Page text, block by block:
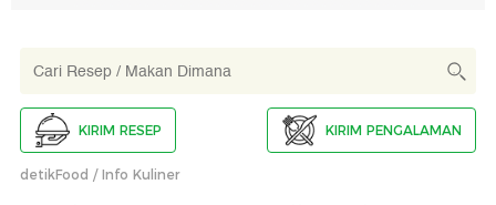
KIRIM RESEP KIRIM PENGALAMAN
detikFood Info Kuliner